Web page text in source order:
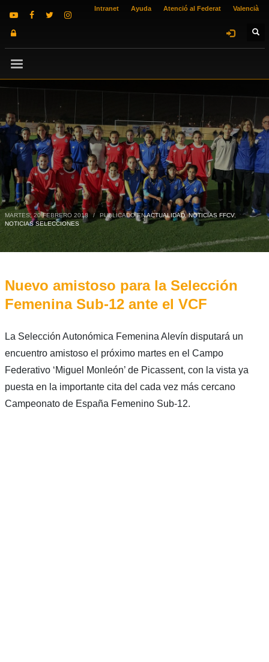
Intranet Ayuda Atenció al Federat Valencià
MARTES, 20 FEBRERO 2018 / PUBLICADO ENACTUALIDAD,NOTICIAS FFCV,
NOTICIAS SELECCIONES
Nuevo amistoso para la Selección
Femenina Sub-12 ante el VCF
La Selección Autonómica Femenina Alevín disputará un
encuentro amistoso el próximo martes en el Campo
Federativo ‘Miguel Monleón’ de Picassent, con la vista ya
puesta en la importante cita del cada vez más cercano
Campeonato de España Femenino Sub-12.